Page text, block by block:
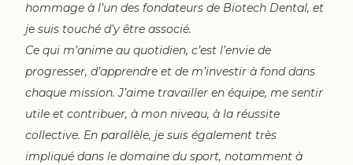
hommage à l’un des fondateurs de Biotech Dental, et
je suis touché d’y être associé.
Ce qui m’anime au quotidien, c’est l’envie de
progresser, d’apprendre et de m’investir à fond dans
chaque mission. J’aime travailler en équipe, me sentir
utile et contribuer, à mon niveau, à la réussite
collective. En parallèle, je suis également très
impliqué dans le domaine du sport, notamment à